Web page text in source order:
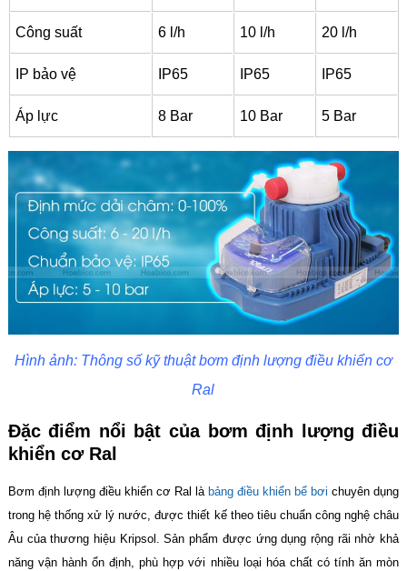
Công suất 6 l/h 10 l/h 20 l/h
IP bảo vệ IP65 IP65 IP65
Áp lực 8 Bar 10 Bar 5 Bar
Hình ảnh: Thông số kỹ thuật bơm định lượng điều khiển cơ
Ral
Đặc điểm nổi bật của bơm định lượng điều
khiển cơ Ral
Bơm định lượng điều khiển cơ Ral là bảng điều khiển bể bơi chuyên dụng
trong hệ thống xử lý nước, được thiết kế theo tiêu chuẩn công nghệ châu
Âu của thương hiệu Kripsol. Sản phẩm được ứng dụng rộng rãi nhờ khả
năng vận hành ổn định, phù hợp với nhiều loại hóa chất có tính ăn mòn